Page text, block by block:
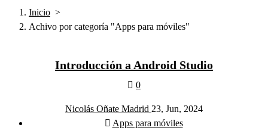
Inicio >
Achivo por categoría "Apps para móviles"
Introducción a Android Studio
0
Nicolás Oñate Madrid 23, Jun, 2024
Apps para móviles